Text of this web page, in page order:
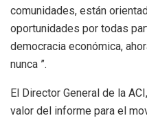
comunidades, están
oportunidades por todas
democracia económica,
nunca ”.
El Director General de la
valor del informe para el